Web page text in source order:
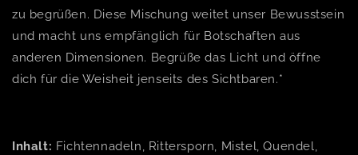
zu begrüßen. Diese Mischung weitet unser Bewusstsein
und macht uns empfänglich für Botschaften aus
anderen Dimensionen. Begrüße das Licht und öffne
dich für die Weisheit jenseits des Sichtbaren.*
Inhalt: Fichtennadeln, Rittersporn, Mistel, Quendel,